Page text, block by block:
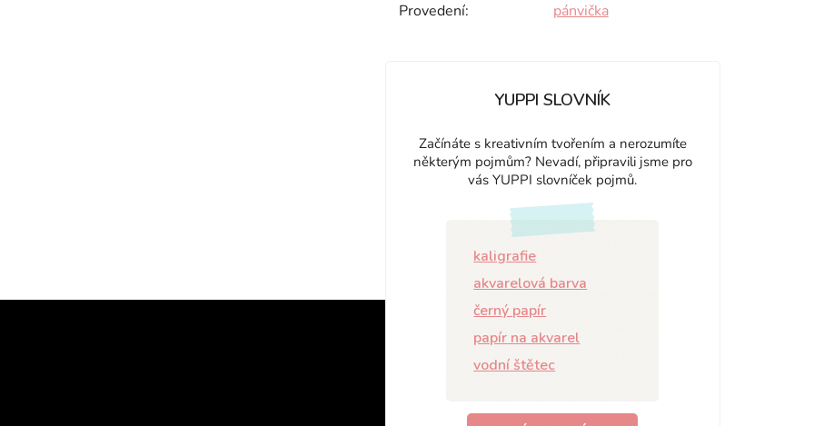
Provedení: pánvička
YUPPI SLOVNÍK
Začínáte s kreativním tvořením a nerozumíte
některým pojmům? Nevadí, připravili jsme pro
vás YUPPI slovníček pojmů.
kaligrafie
akvarelová barva
černý papír
papír na akvarel
vodní štětec